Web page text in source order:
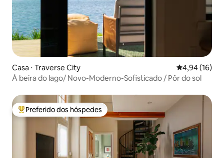
Casa ⋅ Traverse City 4,94 de uma
4,94 (16)
À beira do lago/ Novo-Moderno-Sofisticado / Pôr do sol
Entre os melhores preferidos dos hóspedes
Preferido dos hóspedes